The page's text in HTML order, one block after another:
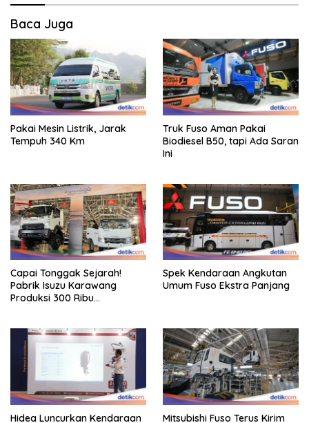
Baca Juga
Pakai Mesin Listrik, Jarak
Tempuh 340 Km
Truk Fuso Aman Pakai
Biodiesel B50, tapi Ada Saran
Ini
Capai Tonggak Sejarah!
Pabrik Isuzu Karawang
Produksi 300 Ribu
Spek Kendaraan Angkutan
Umum Fuso Ekstra Panjang
Hidea Luncurkan Kendaraan
Mitsubishi Fuso Terus Kirim